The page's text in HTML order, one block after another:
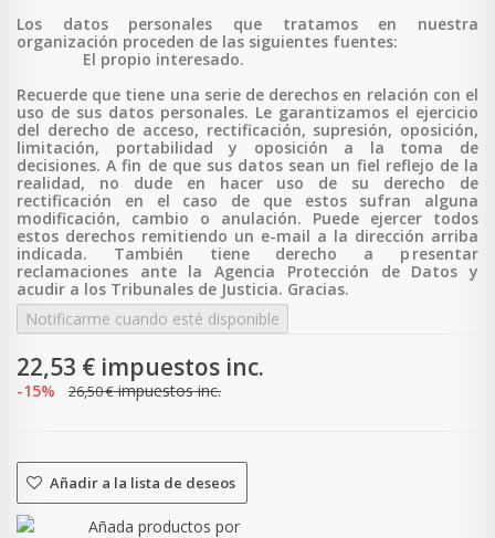
Los datos personales que tratamos en nuestra
organización proceden de las siguientes fuentes:
El propio interesado.
Recuerde que tiene una serie de derechos en relación con el
uso de sus datos personales. Le garantizamos el ejercicio
del derecho de acceso, rectificación, supresión, oposición,
limitación, portabilidad y oposición a la toma de
decisiones. A fin de que sus datos sean un fiel reflejo de la
realidad, no dude en hacer uso de su derecho de
rectificación en el caso de que estos sufran alguna
modificación, cambio o anulación. Puede ejercer todos
estos derechos remitiendo un e-mail a la dirección arriba
indicada. También tiene derecho a p resentar
reclamaciones ante la Agencia Protección de Datos y
acudir a los Tribunales de Justicia. Gracias.
Notificarme cuando esté disponible
22,53 € impuestos inc.
-15% 26,50 €impuestos inc.
Añadir a la lista de deseos
Añada productos por